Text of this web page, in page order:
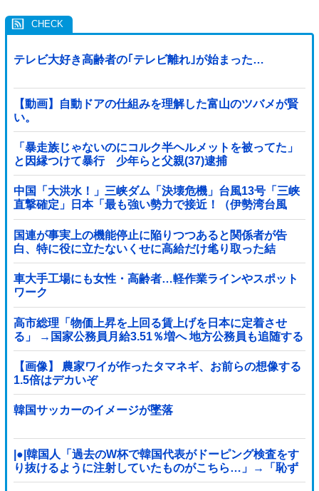
テレビ大好き高齢者の｢テレビ離れ｣が始まった…
【動画】自動ドアの仕組みを理解した富山のツバメが賢
い。
「暴走族じゃないのにコルク半ヘルメットを被ってた」
と因縁つけて暴行 少年らと父親(37)逮捕
中国「大洪水！」三峡ダム「決壊危機」台風13号「三峡
直撃確定」日本「最も強い勢力で接近！（伊勢湾台風
級」台風13号と15号「中国本土でぶつかり合...
国連が事実上の機能停止に陥りつつあると関係者が告
白、特に役に立たないくせに高給だけ毟り取った結
果……他
車大手工場にも女性・高齢者…軽作業ラインやスポット
ワーク
高市総理「物価上昇を上回る賃上げを日本に定着させ
る」 →国家公務員月給3.51％増へ 地方公務員も追随する
見通し
【画像】 農家ワイが作ったタマネギ、お前らの想像する
1.5倍はデカいぞ
韓国サッカーのイメージが墜落
|●|韓国人「過去のW杯で韓国代表がドーピング検査をす
り抜けるように注射していたものがこちら…」→「恥ず
かしい…（ﾌﾞﾙﾌﾞﾙ」＝韓国の反応